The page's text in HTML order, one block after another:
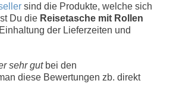
sind die Produkte, welche sich
Du die Reisetasche mit Rollen
der Lieferzeiten und
sehr gutbei den
diese Bewertungen zb. direkt